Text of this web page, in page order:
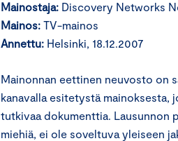
Mainostaja: Discovery Networks
Mainos: TV-mainos
Annettu: Helsinki, 18.12.2007
Mainonnan eettinen neuvosto on
kanavalla esitetystä mainoksesta,
tutkivaa dokumenttia. Lausunnon
miehiä, ei ole soveltuva yleiseen